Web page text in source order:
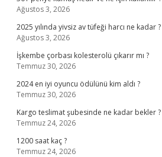
Ağustos 3, 2026
2025 yılında yivsiz av tüfeği harcı ne kadar ?
Ağustos 3, 2026
İşkembe çorbası kolesterolü çıkarır mı ?
Temmuz 30, 2026
2024 en iyi oyuncu ödülünü kim aldı ?
Temmuz 30, 2026
Kargo teslimat şubesinde ne kadar bekler ?
Temmuz 24, 2026
1200 saat kaç ?
Temmuz 24, 2026